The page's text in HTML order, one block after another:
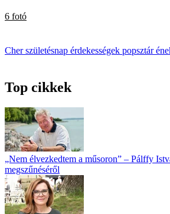
6 fotó
Cherszületésnap érdekességek popsztár
Top cikkek
„Nem élvezkedtem a műsoron” – Pálffy
megszűnéséről